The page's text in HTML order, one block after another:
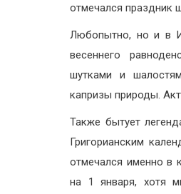
отмечался праздник
Любопытно, но и в
весеннего
шутками и
капризы природы.
Также бытует
Григорианским
отмечался именно в
на 1 января, хотя